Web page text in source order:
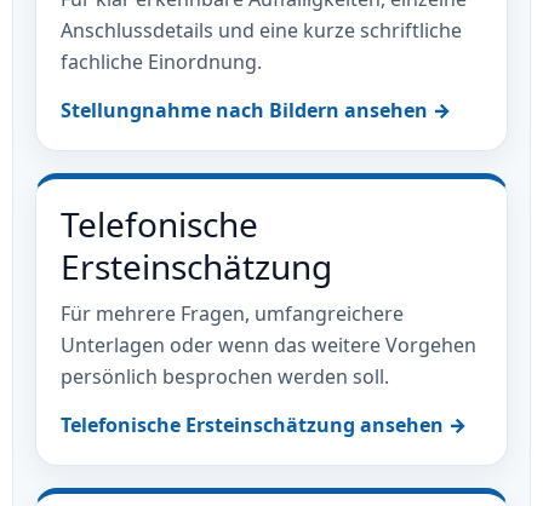
Anschlussdetails und eine kurze schriftliche
fachliche Einordnung.
Stellungnahme nach Bildern ansehen →
Telefonische
Ersteinschätzung
Für mehrere Fragen, umfangreichere
Unterlagen oder wenn das weitere Vorgehen
persönlich besprochen werden soll.
Telefonische Ersteinschätzung ansehen →